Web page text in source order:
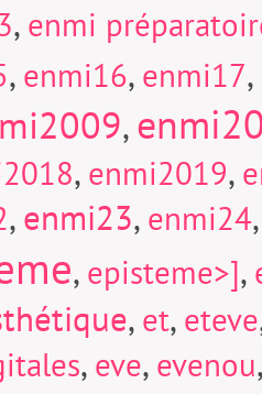
, enmi
, enmi16, enmi17,
,
, enmi2019,
,enmi23, enmi24
, episteme>],
, et, eteve
, eve, evenou